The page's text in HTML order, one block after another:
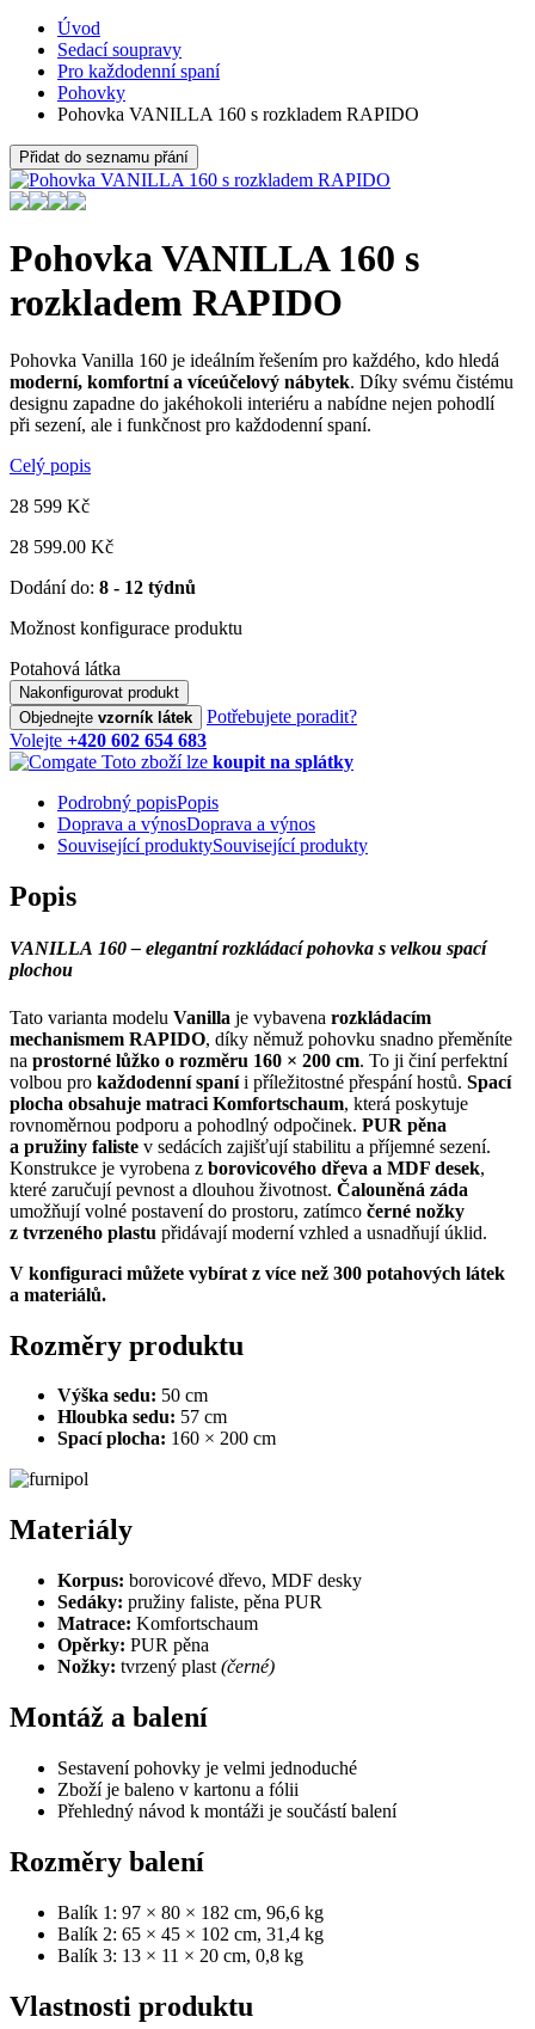
Úvod
Sedací soupravy
Pro každodenní spaní
Pohovky
Pohovka VANILLA 160 s rozkladem RAPIDO
Přidat do seznamu přání
Pohovka VANILLA 160 s
rozkladem RAPIDO
Pohovka Vanilla 160 je ideálním řešením pro každého, kdo hledá
moderní, komfortní a víceúčelový nábytek. Díky svému čistému
designu zapadne do jakéhokoli interiéru a nabídne nejen pohodlí
při sezení, ale i funkčnost pro každodenní spaní.
Celý popis
28 599 Kč
28 599.00 Kč
Dodání do: 8 - 12 týdnů
Možnost konfigurace produktu
Potahová látka
Nakonfigurovat produkt
Objednejte vzorník látek
Potřebujete poradit?
Volejte +420 602 654 683
Toto zboží lze koupit na splátky
Podrobný popisPopis
Doprava a výnosDoprava a výnos
Související produktySouvisející produkty
Popis
VANILLA 160 – elegantní rozkládací pohovka s velkou spací
plochou
Tato varianta modelu Vanilla je vybavena rozkládacím
mechanismem RAPIDO, díky němuž pohovku snadno přeměníte
na prostorné lůžko o rozměru 160 × 200 cm. To ji činí perfektní
volbou pro každodenní spaníi příležitostné přespání hostů. Spací
plocha obsahuje matraci Komfortschaum, která poskytuje
rovnoměrnou podporu a pohodlný odpočinek. PUR pěna
a pružiny faliste v sedácích zajišťují stabilitu a příjemné sezení.
Konstrukce je vyrobena z borovicového dřeva a MDF desek,
které zaručují pevnost a dlouhou životnost. Čalouněná záda
umožňují volné postavení do prostoru, zatímco černé nožky
z tvrzeného plastu přidávají moderní vzhled a usnadňují úklid.
V konfiguraci můžete vybírat z více než 300 potahových látek
a materiálů.
Rozměry produktu
Výška sedu: 50 cm
Hloubka sedu: 57 cm
Spací plocha: 160 × 200 cm
Materiály
Korpus: borovicové dřevo, MDF desky
Sedáky: pružiny faliste, pěna PUR
Matrace: Komfortschaum
Opěrky: PUR pěna
Nožky: tvrzený plast (černé)
Montáž a balení
Sestavení pohovky je velmi jednoduché
Zboží je baleno v kartonu a fólii
Přehledný návod k montáži je součástí balení
Rozměry balení
Balík 1: 97 × 80 × 182 cm, 96,6 kg
Balík 2: 65 × 45 × 102 cm, 31,4 kg
Balík 3: 13 × 11 × 20 cm, 0,8 kg
Vlastnosti produktu